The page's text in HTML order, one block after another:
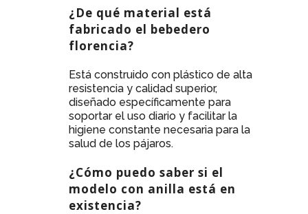
¿De qué material está
fabricado el bebedero
florencia?
Está construido con plástico de alta
resistencia y calidad superior,
diseñado específicamente para
soportar el uso diario y facilitar la
higiene constante necesaria para la
salud de los pájaros.
¿Cómo puedo saber si el
modelo con anilla está en
existencia?